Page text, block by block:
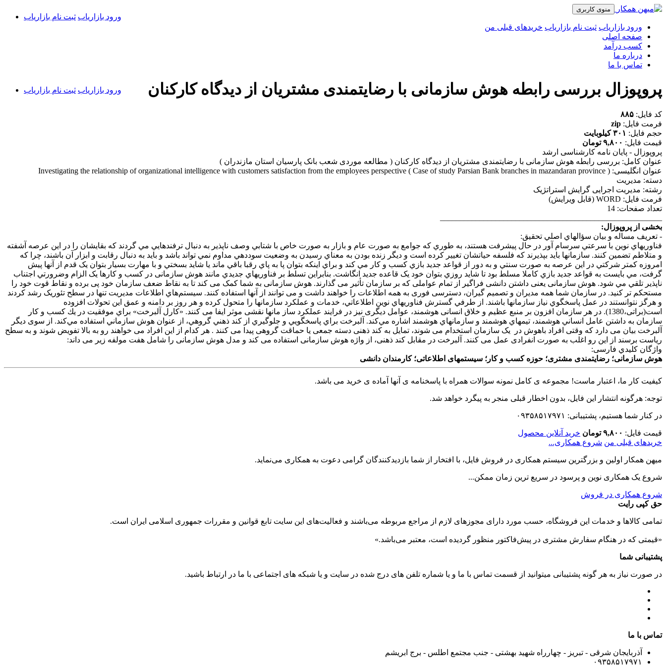
منوی کاربری
ورود بازاریاب ثبت نام بازاریاب
ورود بازاریاب ثبت نام بازاریاب خریدهای قبلی من
صفحه اصلی
کسب درآمد
درباره ما
تماس با ما
ورود بازاریاب ثبت نام بازاریاب پروپوزال بررسی رابطه هوش سازمانی با رضایتمندی مشتریان از دیدگاه کارکنان
کد فایل: ۸۸۵
فرمت فایل: zip
حجم فایل: ۳۰۱ کیلوبایت
قیمت فایل: ۹,۸۰۰ تومان
پروپوزال - پایان نامه کارشناسی ارشد
عنوان کامل: بررسی رابطه هوش سازمانی با رضایتمندی مشتریان از دیدگاه کارکنان ( مطالعه موردی شعب بانک پارسیان استان مازندران )
عنوان انگلیسی: Investigating the relationship of organizational intelligence with customers satisfaction from the employees perspective ( Case of study Parsian Bank branches in mazandaran province )
دسته: مدیریت
رشته: مدیریت اجرایی گرایش استراتژیک
فرمت فایل: WORD (قابل ویرایش)
تعداد صفحات: 14
بخشی از پروپوزال:
- تعريف مساله و بيان سؤالهاي اصلي تحقيق:‌
فناوريهاي نوين با سرعتي سرسام آور در حال پيشرفت هستند، به طوري که جوامع به صورت عام و بازار به صورت خاص با شتابي وصف ناپذير به دنبال ترفندهايي مي گردند که بقايشان را در اين عرصه آشفته
و متلاطم تضمين کنند. سازمانها بايد بپذيرند که فلسفه حياتشان تغيير کرده است و ديگر زنده بودن به معناي رسيدن به وضعيت سوددهي مداوم نمي تواند باشد و بايد به دنبال رقابت و ابزار آن باشند، چرا که
امروزه کمتر شرکتي در اين عرصه به صورت سنتي و به دور از قواعد جديد بازي کسب و کار مي کند و براي اينکه بتوان پا به پاي رقبا باقي ماند يا شايد بسختي و با مهارت بسيار بتوان يک قدم از آنها پيش
گرفت، مي بايست به قواعد جديد بازي کاملا مسلط بود تا شايد روزي بتوان خود يک قاعده جديد انگاشت. بنابراين تسلط بر فناوريهاي جديدي مانند هوش سازمانی در کسب و کارها يک الزام وضرورتي اجتناب
ناپذير تلقي مي شود. هوش سازمانی یعنی داشتن دانشی فراگیر از تمام عواملی که بر سازمان تأثیر می گذارند. هوش سازمانی به شما کمک می کند تا به نقاط ضعف سازمان خود پی برده و نقاط قوت خود را
مستحکم تر کنید. در سازمان شما همه مدیران و تصمیم گیران، دسترسی فوری به همه اطلاعات را خواهند داشت و می توانند از آنها استفاده کنند. سيستم‌هاي اطلاعات مديريت تنها در سطح تئوريک رشد کردند
و هرگز نتوانستند در عمل پاسخگوي نياز سازمانها باشند. از طرفي گسترش فناوريهاي نوين اطلاعاتي، خدمات و عملكرد سازمانها را متحول كرده و هر روز بر دامنه و عمق اين تحولات افزوده
است(براتی،1380). در هر سازمان افزون بر منبع عظیم و خلاق انسانی هوشمند، عوامل دیگری نیز در فرایند عملکرد ساز مانها نقشی موثر ایفا می کنند. «كارل آلبرخت» براي موفقيت در يك كسب و كار
سازمان به داشتن عامل انساني هوشمند، تيمهاي هوشمند و سازمانهاي هوشمند اشاره مي‌كند. آلبرخت براي پاسخگويي و جلوگيري از كند ذهني گروهي، از عنوان هوش سازماني استفاده مي‌‌كند. از سوی دیگر
آلبرخت بیان می دارد که وقتی افراد باهوش در یک سازمان استخدام می شوند، تمایل به کند ذهنی دسته جمعی یا حماقت گروهی پیدا می کنند . هر کدام از این افراد می خواهند رو به بالا تفویض شوند و به سطح
ریاست برسند از این رو اغلب به صورت انفرادی عمل می کنند. آلبرخت در مقابل کند ذهنی، از واژه هوش سازمانی استفاده می کند و مدل هوش سازمانی را شامل هفت مولفه زیر می داند:
واژگان كليدي فارسی:
هوش سازمانی؛ رضایتمندی مشتری؛ حوزه کسب و کار؛ سیستمهای اطلاعاتی؛ کارمندان دانشی
کیفیت کار ما، اعتبار ماست! مجموعه ی کامل نمونه سوالات همراه با پاسخنامه ی آنها آماده ی خرید می باشد.
توجه: هرگونه انتشار این فایل، بدون اخطار قبلی منجر به پیگرد خواهد شد.
در کنار شما هستیم، پشتیبانی: ۰۹۳۵۸۵۱۷۹۷۱
قیمت فایل: ۹,۸۰۰ تومان
خرید آنلاین محصول
خریدهای قبلی من شروع همکاری...
میهن همکار اولین و بزرگترین سیستم همکاری در فروش فایل، با افتخار از شما بازدیدکنندگان گرامی دعوت به همکاری می‌نماید.
شروع یک همکاری نوین و پرسود در سریع ترین زمان ممکن...
شروع همکاری در فروش
حق کپی رایت
تمامی كالاها و خدمات اين فروشگاه، حسب مورد دارای مجوزهای لازم از مراجع مربوطه می‌باشند و فعاليت‌های اين سايت تابع قوانين و مقررات جمهوری اسلامی ايران است.
«قیمتی که در هنگام سفارش مشتری در پیش‌­فاکتور منظور گرديده است، معتبر می‌باشد.»
پشتیبانی شما
در صورت نیاز به هر گونه پشتیبانی میتوانید از قسمت تماس با ما و یا شماره تلفن های درج شده در سایت و یا شبکه های اجتماعی با ما در ارتباط باشید.
تماس با ما
آذربایجان شرقی - تبریز - چهارراه شهید بهشتی - جنب مجتمع اطلس - برج ابریشم
۰۹۳۵۸۵۱۷۹۷۱